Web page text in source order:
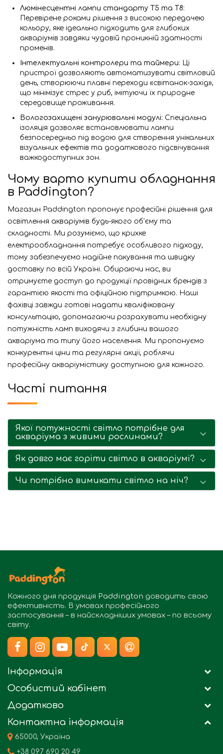
Люмінесцентні лампи стандарту T5 та T8:
Перевірене роками рішення з високою передачею
кольору, яке ідеально підходить для глибоких
акваріумів завдяки чудовій проникній здатності
променів.
Інтелектуальні контролери та таймери: Ці
пристрої дозволяють автоматизувати світловий
день, створюючи плавні переходи «світанок-захід»,
що мінімізує стрес у риб, імітуючи їх природне
середовище проживання.
Вологозахищені занурювальні модулі: Спеціальна
ізоляція дозволяє встановлювати лампи
безпосередньо під водою для створення унікальних
візуальних ефектів та додаткового підсвічування
важкодоступних зон.
Чому варто купити обладнання
в Paddington?
Магазин Paddington пропонує професійні рішення для
освітлення акваріумів будь-якого об'єму та
складності. Ми розуміємо, що крихке
електрообладнання потребує особливого підходу,
тому забезпечуємо надійне пакування та швидку
доставку по всій Україні. Обираючи нас, ви
отримуєте доступ до продукції провідних брендів з
гарантією якості та офіційною підтримкою. Наші
фахівці завжди готові надати кваліфіковану
консультацію, допомагаючи розрахувати необхідну
потужність ламп виходячи з глибини вашого
акваріума та типу його населення. Ми пропонуємо
конкурентні ціни та регулярні акції, роблячи
професійну акваріумістику доступною для кожного.
Часті питання
Якої потужності світло потрібне для
акваріума з живими рослинами?
Як довго має горіти світло в акваріумі?
Чи потрібно вимикати світло на ніч?
Кожного дня продукція Paddington доводить свою
ефективність. В умовах професійного
застосування – в найскладніших умовах – по всьому
світу.
Інформація
Особистий кабінет
Додатково
Контактна інформація
65000, Україна
+38 097 690 20 49